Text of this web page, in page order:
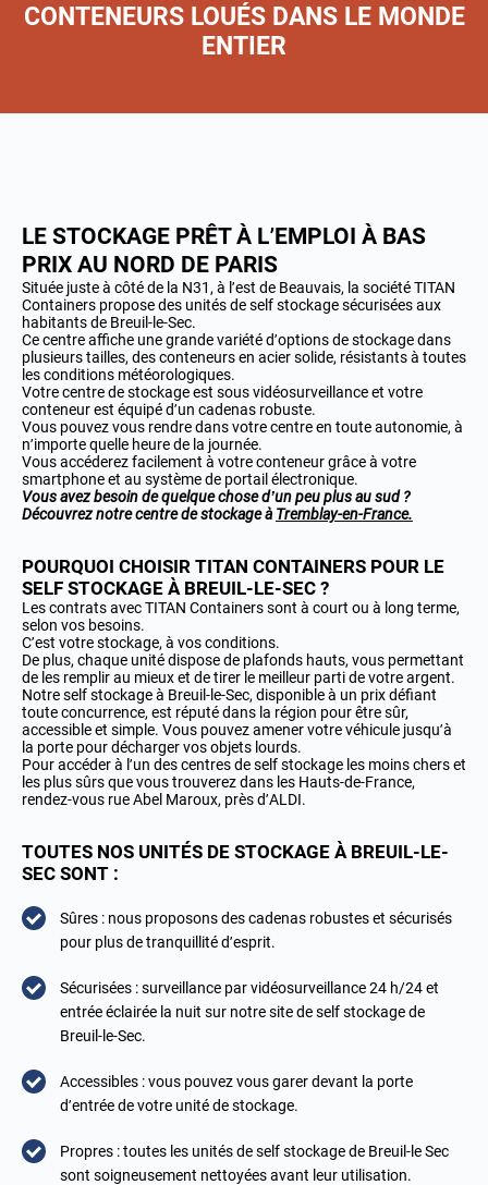
CONTENEURS LOUÉS DANS LE MONDE
ENTIER
LE STOCKAGE PRÊT À L’EMPLOI À BAS
PRIX AU NORD DE PARIS
Située juste à côté de la N31, à l’est de Beauvais, la société TITAN
Containers propose des unités de self stockage sécurisées aux
habitants de Breuil-le-Sec.
Ce centre affiche une grande variété d’options de stockage dans
plusieurs tailles, des conteneurs en acier solide, résistants à toutes
les conditions météorologiques.
Votre centre de stockage est sous vidéosurveillance et votre
conteneur est équipé d’un cadenas robuste.
Vous pouvez vous rendre dans votre centre en toute autonomie, à
n’importe quelle heure de la journée.
Vous accéderez facilement à votre conteneur grâce à votre
smartphone et au système de portail électronique.
Vous avez besoin de quelque chose d’un peu plus au sud ?
Découvrez notre centre de stockage à Tremblay-en-France.
POURQUOI CHOISIR TITAN CONTAINERS POUR LE
SELF STOCKAGE À BREUIL-LE-SEC ?
Les contrats avec TITAN Containers sont à court ou à long terme,
selon vos besoins.
C’est votre stockage, à vos conditions.
De plus, chaque unité dispose de plafonds hauts, vous permettant
de les remplir au mieux et de tirer le meilleur parti de votre argent.
Notre self stockage à Breuil-le-Sec, disponible à un prix défiant
toute concurrence, est réputé dans la région pour être sûr,
accessible et simple. Vous pouvez amener votre véhicule jusqu’à
la porte pour décharger vos objets lourds.
Pour accéder à l’un descentres de self stockage les moins chers et
les plus sûrs que vous trouverez dans les Hauts-de-France,
rendez-vous rue Abel Maroux, près d’ALDI.
TOUTES NOS UNITÉS DE STOCKAGE À BREUIL-LE-
SEC SONT :
Sûres : nous proposons des cadenas robustes et sécurisés
pour plus de tranquillité d’esprit.
Sécurisées : surveillance par vidéosurveillance 24 h/24 et
entrée éclairée la nuit sur notre site de self stockage de
Breuil-le-Sec.
Accessibles : vous pouvez vous garer devant la porte
d’entrée de votre unité de stockage.
Propres : toutes les unités de self stockage de Breuil-le Sec
sont soigneusement nettoyées avant leur utilisation.